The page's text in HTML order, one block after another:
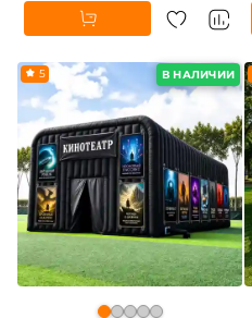
В НАЛИЧИИ
5